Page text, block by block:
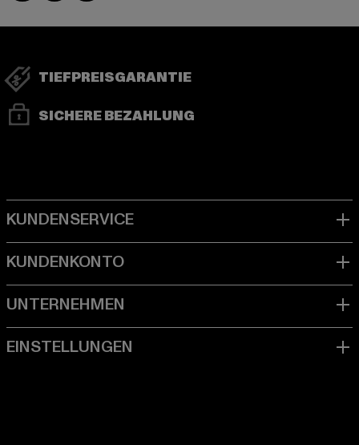
TIEFPREISGARANTIE
SICHERE BEZAHLUNG